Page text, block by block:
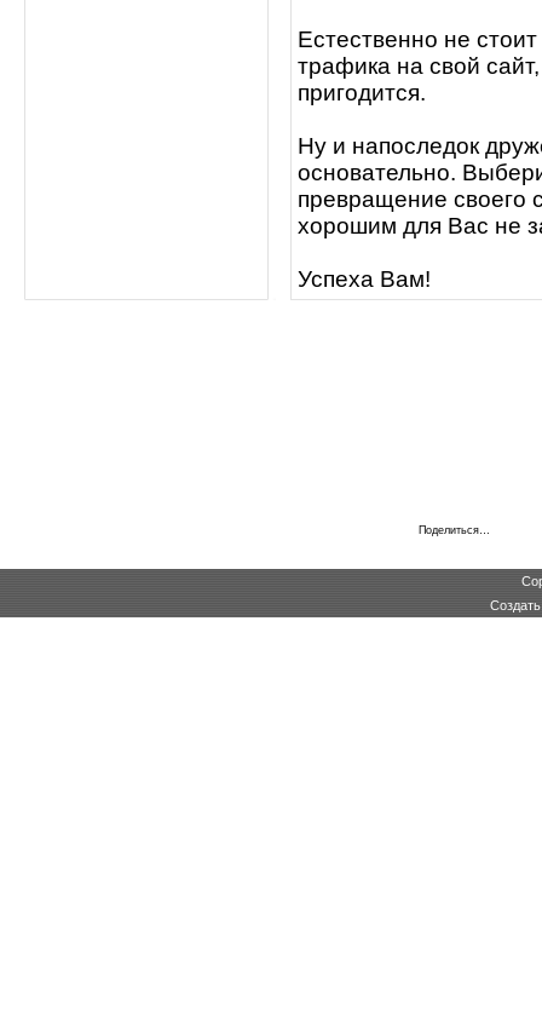
Естественно не
трафика на свой
пригодится.
Ну и напоследок
основательно.
превращение своего
хорошим для Вас не
Успеха Вам!
Поделиться…